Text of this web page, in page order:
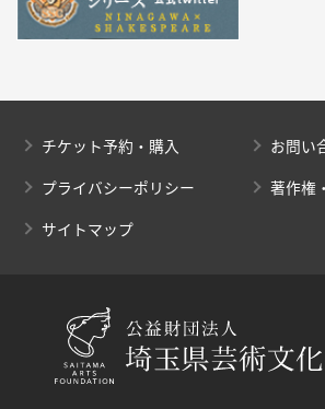
チケット予約・購入
お問い
プライバシーポリシー
著作権
サイトマップ